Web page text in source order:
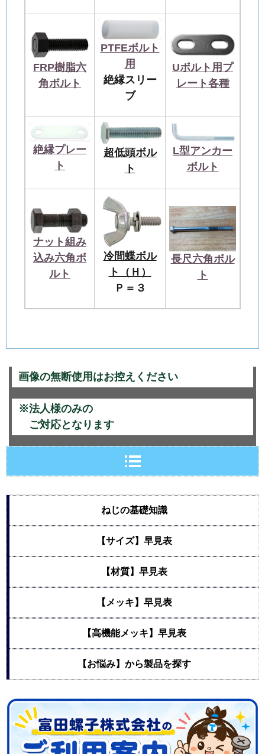
FRP樹脂六
角ボルト
PTFEボルト
用
絶縁スリー
ブ
Uボルト用プ
レート各種
絶縁プレー
ト
超低頭ボル
ト
L型アンカー
ボルト
ナット組み
込み六角ボ
ルト
冷間蝶ボル
ト（Ｈ）
Ｐ＝３
長尺六角ボル
ト
画像の無断使用はお控えください
※法人様のみの
ご対応となります
ねじの基礎知識
【サイズ】早見表
【材質】早見表
【メッキ】早見表
【高機能メッキ】早見表
【お悩み】から製品を探す